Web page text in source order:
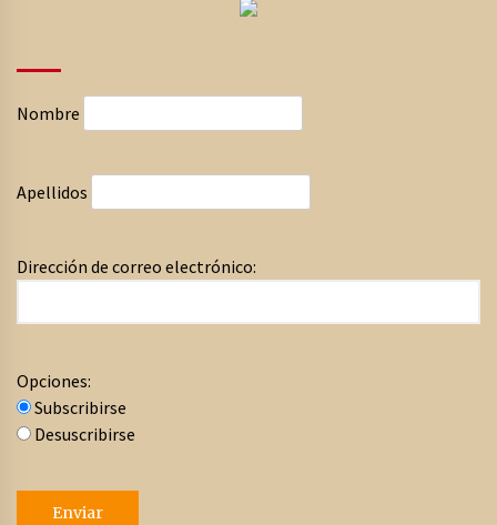
Nombre
Apellidos
Dirección de correo electrónico:
Opciones:
Subscribirse
Desuscribirse